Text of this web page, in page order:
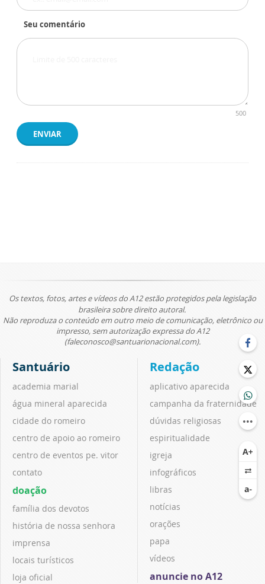
Seu comentário
500
ENVIAR
Os textos, fotos, artes e vídeos do A12 estão protegidos pela legislação
brasileira sobre direito autoral.
Não reproduza o conteúdo em outro meio de comunicação, eletrônico ou
impresso, sem autorização expressa do A12
(faleconosco@santuarionacional.com).
Santuário
academia marial
água mineral aparecida
cidade do romeiro
centro de apoio ao romeiro
centro de eventos pe. vitor
contato
doação
família dos devotos
história de nossa senhora
imprensa
locais turísticos
loja oficial
Redação
aplicativo aparecida
campanha da fraternidade
dúvidas religiosas
espiritualidade
igreja
infográficos
libras
notícias
orações
papa
vídeos
anuncie no A12